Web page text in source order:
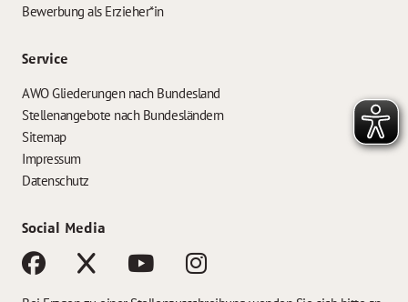
Bewerbung als Erzieher*in
Service
AWO Gliederungen nach Bundesland
Stellenangebote nach Bundesländern
Sitemap
Impressum
Datenschutz
Social Media